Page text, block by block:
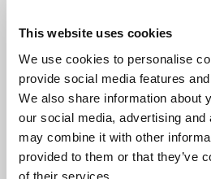
This website uses cookies
We use cookies to personalise
provide social media features
We also share information about
our social media, advertising
may combine it with other
provided to them or that they’ve
of their services.
internetowy działał
pozytywne wrażenia z zakupów.
partner